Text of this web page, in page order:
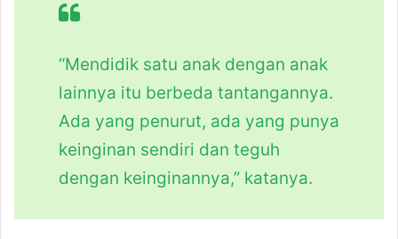
“Mendidik satu anak dengan anak
lainnya itu berbeda tantangannya.
Ada yang penurut, ada yang punya
keinginan sendiri dan teguh
dengan keinginannya,” katanya.